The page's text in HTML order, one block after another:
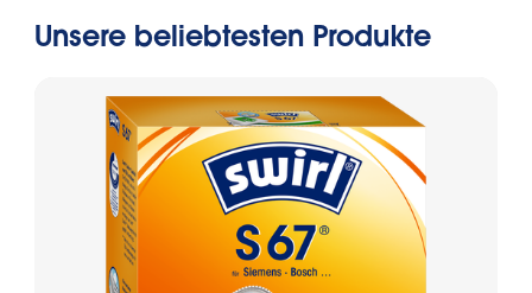
Unsere beliebtesten Produkte